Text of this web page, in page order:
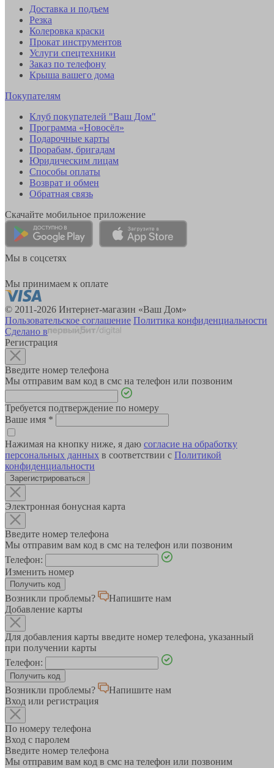
Доставка и подъем
Резка
Колеровка краски
Прокат инструментов
Услуги спецтехники
Заказ по телефону
Крыша вашего дома
Покупателям
Клуб покупателей "Ваш Дом"
Программа «Новосёл»
Подарочные карты
Прорабам, бригадам
Юридическим лицам
Способы оплаты
Возврат и обмен
Обратная связь
Скачайте мобильное приложение
Мы в соцсетях
Мы принимаем к оплате
© 2011-2026 Интернет-магазин «Ваш Дом»
Пользовательское соглашение Политика конфиденциальности
Сделано в
Регистрация
Введите номер телефона
Мы отправим вам код в смс на телефон или позвоним
Требуется подтверждение по номеру
Ваше имя *
Нажимая на кнопку ниже, я даю согласие на обработку
персональных данных в соответствии с Политикой
конфиденциальности
Зарегистрироваться
Электронная бонусная карта
Введите номер телефона
Мы отправим вам код в смс на телефон или позвоним
Телефон:
Изменить номер
Возникли проблемы?
Напишите нам
Добавление карты
Для добавления карты введите номер телефона, указанный
при получении карты
Телефон:
Возникли проблемы?
Напишите нам
Вход или регистрация
По номеру телефона
Вход с паролем
Введите номер телефона
Мы отправим вам код в смс на телефон или позвоним